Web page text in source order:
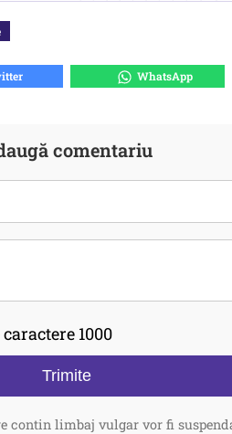
WhatsApp
comentariu
1000
Trimite
contin limbaj vulgar vor fi